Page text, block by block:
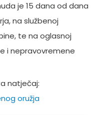
je 15 dana od dana
na službenoj
te na oglasnoj
i nepravovremene
natječaj:
oružja